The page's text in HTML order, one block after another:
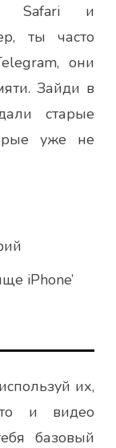
Safari и
ты часто
они
Зайди в
старые
уже не
iPhone’
их,
и видео
базовый